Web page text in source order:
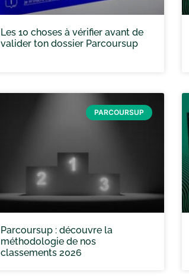
Les 10 choses à vérifier avant de
valider ton dossier Parcoursup
PARCOURSUP
Parcoursup : découvre la
méthodologie de nos
classements 2026